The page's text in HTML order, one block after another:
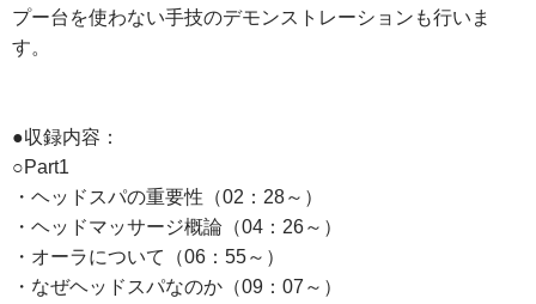
プー台を使わない手技のデモンストレーションも行いま
す。
●収録内容：
○Part1
・ヘッドスパの重要性（02：28～）
・ヘッドマッサージ概論（04：26～）
・オーラについて（06：55～）
・なぜヘッドスパなのか（09：07～）